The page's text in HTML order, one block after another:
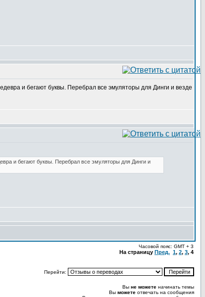
и бегают буквы. Перебрал все эмуляторы для Динги и везде
и бегают буквы. Перебрал все эмуляторы для Динги и
Часовой пояс: GMT + 3
На страницу Пред. 1, 2, 3, 4
Перейти:
Вы не можете начинать темы
Вы можете отвечать на сообщения